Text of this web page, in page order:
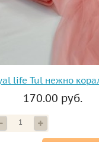
life Tul нежно
170.00 руб.